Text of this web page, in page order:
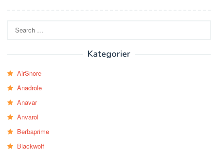
for:
Kategorier
AirSnore
Anadrole
Anavar
Anvarol
Berbaprime
Blackwolf